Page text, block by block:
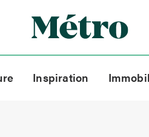
Inspiration